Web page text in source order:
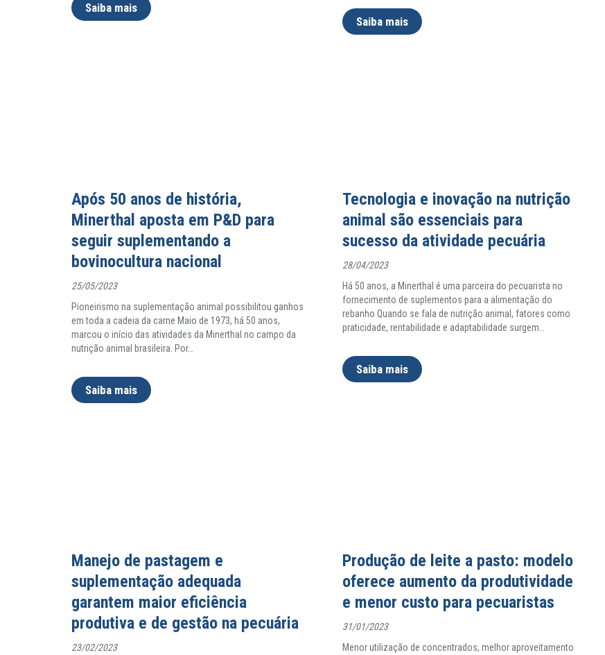
Saiba mais
Saiba mais
Após 50 anos de história,
Minerthal aposta em P&D para
seguir suplementando a
bovinocultura nacional
25/05/2023
Pioneirismo na suplementação animal possibilitou ganhos
em toda a cadeia da carne Maio de 1973, há 50 anos,
marcou o início das atividades da Minerthal no campo da
nutrição animal brasileira. Por…
Saiba mais
Tecnologia e inovação na nutrição
animal são essenciais para
sucesso da atividade pecuária
28/04/2023
Há 50 anos, a Minerthal é uma parceira do pecuarista no
fornecimento de suplementos para a alimentação do
rebanho Quando se fala de nutrição animal, fatores como
praticidade, rentabilidade e adaptabilidade surgem
Saiba mais
Manejo de pastagem e
suplementação adequada
garantem maior eficiência
produtiva e de gestão na pecuária
23/02/2023
Produção de leite a pasto: modelo
oferece aumento da produtividade
e menor custo para pecuaristas
31/01/2023
Menor utilização de concentrados, melhor aproveitamento